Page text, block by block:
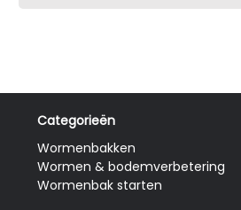
Categorieën
Wormenbakken
Wormen & bodemverbetering
Wormenbak starten